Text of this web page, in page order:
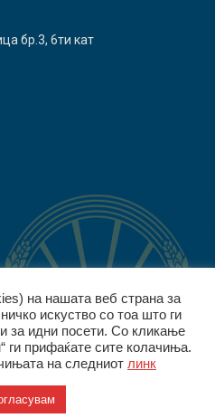
бр.3, 6ти кат
разузнавање | 2026
на нашата веб страна за
искуство со тоа што ги
за идни посети. Со кликање
ги прифаќате сите колачиња.
на следниот линк